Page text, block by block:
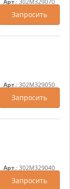
Арт.: 302M329070
Запросить
Арт.: 302M329050
Запросить
Арт.: 302M329040
Запросить